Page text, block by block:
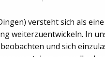
versteht sich als
weiterzuentwickeln. In
und sich